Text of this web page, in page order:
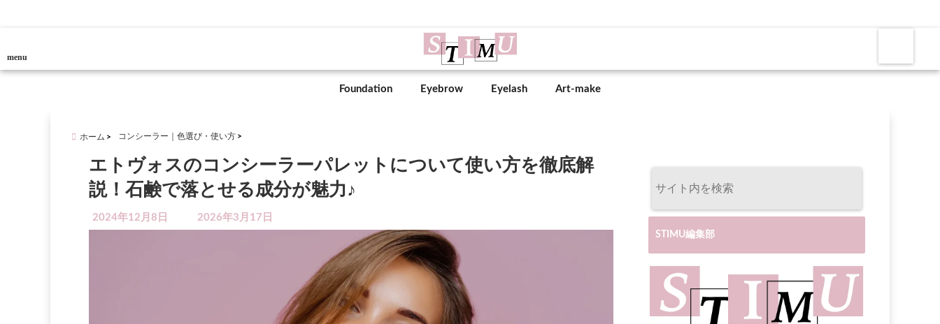
menu
Foundation Eyebrow Eyelash Art-make
ホーム コンシーラー｜色選び・使い方
エトヴォスのコンシーラーパレットについて使い方を徹底解
説！石鹸で落とせる成分が魅力♪
2024年12月8日 2026年3月17日
STIMU編集部